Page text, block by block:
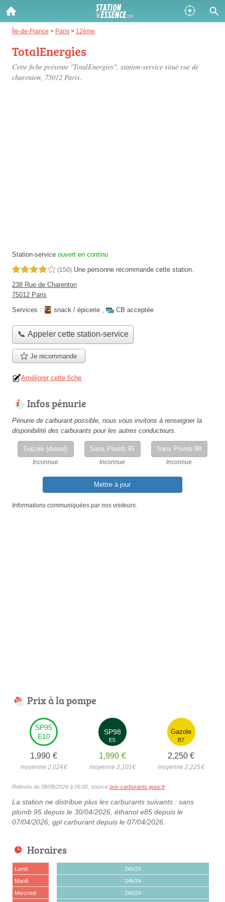
Île-de-France > Paris > 12ème
TotalEnergies
Cette fiche présente "TotalEnergies", station-service situé rue de
charenton, 75012 Paris.
Station-service ouvert en continu
4,0 étoiles sur 5 (150) Une personne recommande cette station.
238 Rue de Charenton
75012 Paris
Services :
snack / épicerie , CB acceptée
📞 Appeler cette station-service
Je recommande
Améliorer cette fiche
Infos pénurie
Pénurie de carburant possible, nous vous invitons à renseigner la
disponibilité des carburants pour les autres conducteurs.
Gazole (diesel)
Inconnue
Sans Plomb 95
Inconnue
Sans Plomb 98
Inconnue
Mettre à jour
Informations communiquées par nos visiteurs.
Prix à la pompe
SP95
E10
1,990 €
moyenne 2,024€
SP98
E5
1,990 €
moyenne 2,101€
Gazole
B7
2,250 €
moyenne 2,225€
Relevés du 08/08/2026 à 06:00, source prix-carburants.gouv.fr
La station ne distribue plus les carburants suivants : sans
plomb 95 depuis le 30/04/2026, éthanol e85 depuis le
07/04/2026, gpl carburant depuis le 07/04/2026.
Horaires
Lundi
24h/24
Mardi
24h/24
Mercredi
24h/24
Gazole :
Disponible
SP 98 :